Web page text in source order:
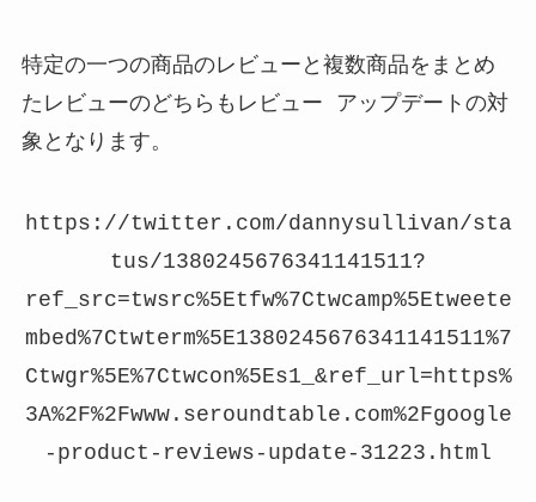
特定の一つの商品のレビューと複数商品をまとめ
たレビューのどちらもレビュー アップデートの対
象となります。
https://twitter.com/dannysullivan/sta
tus/1380245676341141511?
ref_src=twsrc%5Etfw%7Ctwcamp%5Etweete
mbed%7Ctwterm%5E1380245676341141511%7
Ctwgr%5E%7Ctwcon%5Es1_&ref_url=https%
3A%2F%2Fwww.seroundtable.com%2Fgoogle
-product-reviews-update-31223.html